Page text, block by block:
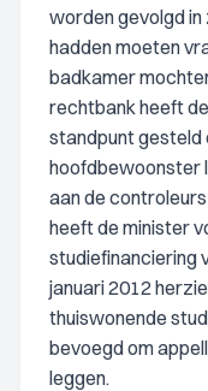
worden gevolgd
hadden moeten
badkamer
rechtbank heeft
standpunt gesteld
hoofdbewoonster
aan de
heeft de minister
studiefinanciering
januari 2012
thuiswonende
bevoegd om
leggen.